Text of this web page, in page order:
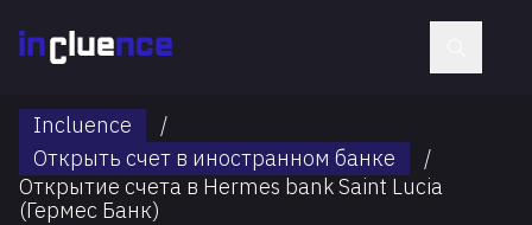
Incluence
/
Открыть счет в иностранном банке
/
Открытие счета в Hermes bank Saint Lucia
(Гермес Банк)